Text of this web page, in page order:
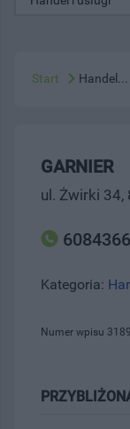
Start Handel...
GARNIER
ul. Żwirki 34,
Kategoria:
Numer wpisu